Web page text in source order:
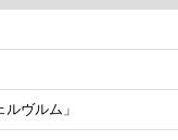
ヴルム」